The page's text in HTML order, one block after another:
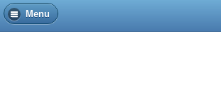
Menu